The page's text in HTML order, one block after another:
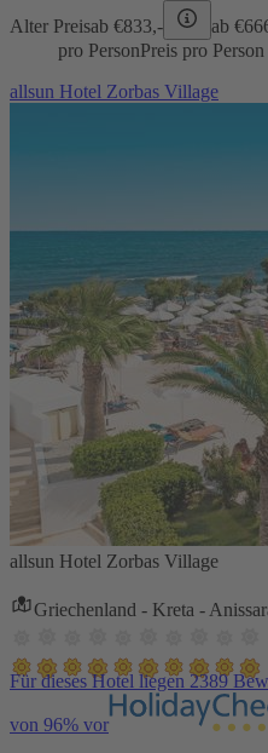
Alter Preisab €833,- ab €
pro PersonPreis pro Person
allsun Hotel Zorbas Village
allsun Hotel Zorbas Village
Griechenland - Kreta -
Für dieses Hotel liegen 2389
von 96% vor